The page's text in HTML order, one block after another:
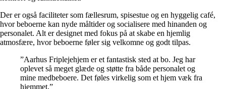
Der er også faciliteter som fællesrum, spisestue og en hyggelig café,
hvor beboerne kan nyde måltider og socialisere med hinanden og
personalet. Alt er designet med fokus på at skabe en hjemlig
atmosfære, hvor beboerne føler sig velkomne og godt tilpas.
”Aarhus Friplejehjem er et fantastisk sted at bo. Jeg har
oplevet så meget glæde og støtte fra både personalet og
mine medbeboere. Det føles virkelig som et hjem væk fra
hjemmet.”